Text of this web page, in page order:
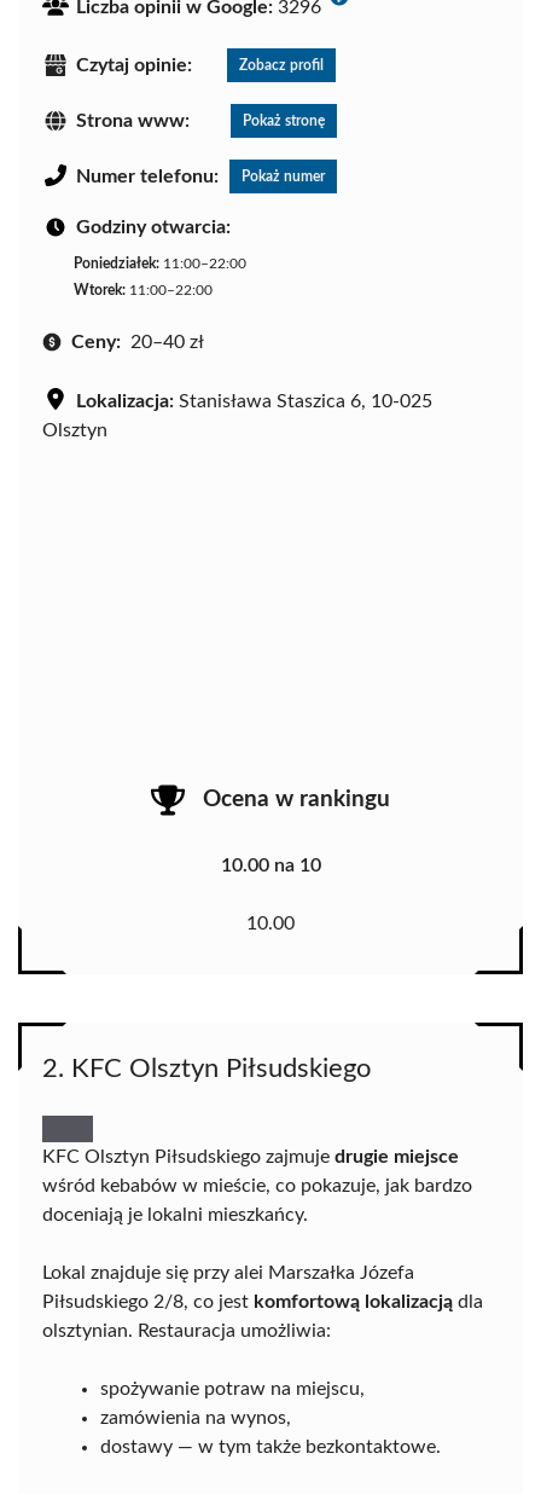
Liczba opinii w Google: 3296
Czytaj opinie: Zobacz profil
Strona www: Pokaż stronę
Numer telefonu: Pokaż numer
Godziny otwarcia:
Poniedziałek: 11:00–22:00
Wtorek: 11:00–22:00
Ceny: 20–40 zł
Lokalizacja: Stanisława Staszica 6, 10-025
Olsztyn
Ocena w rankingu
10.00 na 10
10.00
2. KFC Olsztyn Piłsudskiego
KFC Olsztyn Piłsudskiego zajmuje drugie miejsce
wśród kebabów w mieście, co pokazuje, jak bardzo
doceniają je lokalni mieszkańcy.
Lokal znajduje się przy alei Marszałka Józefa
Piłsudskiego 2/8, co jest komfortową lokalizacją dla
olsztynian. Restauracja umożliwia:
spożywanie potraw na miejscu,
zamówienia na wynos,
dostawy — w tym także bezkontaktowe.